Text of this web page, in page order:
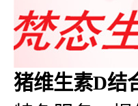
猪维生素D结